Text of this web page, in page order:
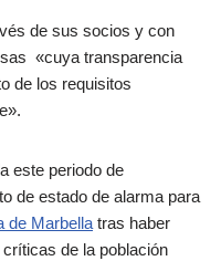
de sus socios y con
«cuya transparencia
de los requisitos
este periodo de
de estado de alarma para
de Marbella tras haber
de la población